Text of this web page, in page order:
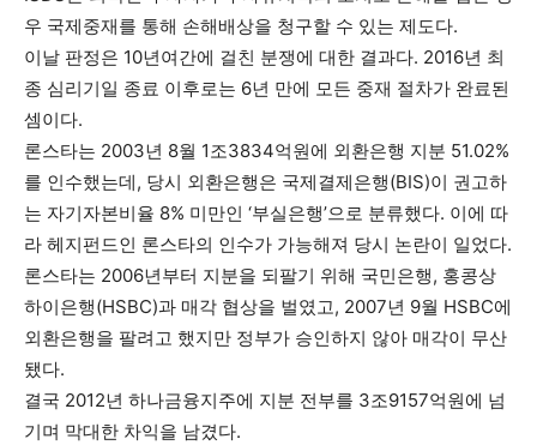
우 국제중재를 통해 손해배상을 청구할 수 있는 제도다.
이날 판정은 10년여간에 걸친 분쟁에 대한 결과다. 2016년 최
종 심리기일 종료 이후로는 6년 만에 모든 중재 절차가 완료된
셈이다.
론스타는 2003년 8월 1조3834억원에 외환은행 지분 51.02%
를 인수했는데, 당시 외환은행은 국제결제은행(BIS)이 권고하
는 자기자본비율 8% 미만인 ‘부실은행’으로 분류했다. 이에 따
라 헤지펀드인 론스타의 인수가 가능해져 당시 논란이 일었다.
론스타는 2006년부터 지분을 되팔기 위해 국민은행, 홍콩상
하이은행(HSBC)과 매각 협상을 벌였고, 2007년 9월 HSBC에
외환은행을 팔려고 했지만 정부가 승인하지 않아 매각이 무산
됐다.
결국 2012년 하나금융지주에 지분 전부를 3조9157억원에 넘
기며 막대한 차익을 남겼다.